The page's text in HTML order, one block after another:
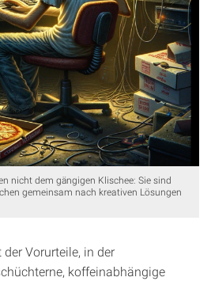
nicht dem gängigen Klischee: Sie sind
gemeinsam nach kreativen Lösungen
Vorurteile, in der
koffeinabhängige